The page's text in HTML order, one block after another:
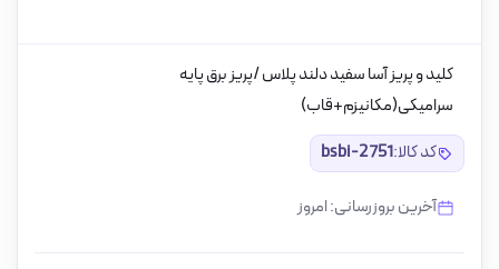
کلید و پریز آسا سفید دلند پلاس /پریز برق پایه
سرامیکی(مکانیزم+قاب)
کد کالا:bsbi-2751
آخرین بروزرسانی: امروز